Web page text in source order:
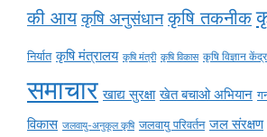
की आय कृषि अनुसंधान कृषि तकनीक
निर्यात कृषि मंत्रालय कृषि मंत्री कृषि विकास कृषि विज्ञान केंद्र
समाचार खाद्य सुरक्षा खेत बचाओ अभियान
विकास जलवायु-अनुकूल कृषि जलवायु परिवर्तन जल संरक्षण